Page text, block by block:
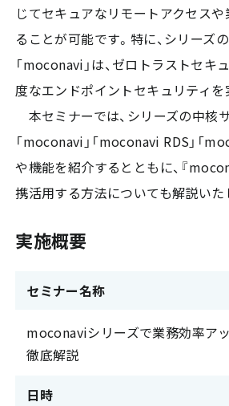
じてセキュアなリモートアクセス
ることが可能です。特に、シリーズ
「moconavi」は、ゼロトラストセキ
度なエンドポイントセキュリティを
本セミナーでは、シリーズの中核
「moconavi」「moconavi RDS」「
や機能を紹介するとともに、『
携活用する方法についても解説いた
実施概要
セミナー名称
moconaviシリーズで業務効率ア
徹底解説
日時